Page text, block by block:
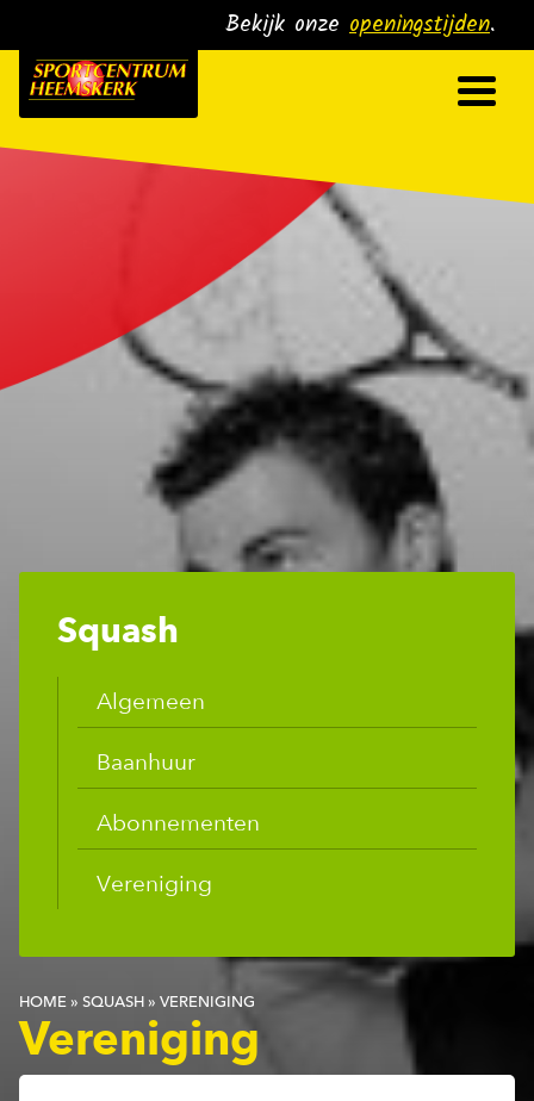
to
content
Bekijk onze openingstijden.
Squash
Algemeen
Baanhuur
Abonnementen
Vereniging
HOME » SQUASH » VERENIGING
Vereniging